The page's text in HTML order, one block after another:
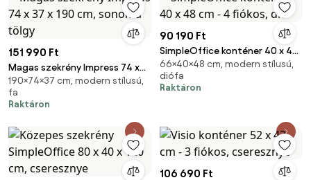
151 990 Ft
Magas szekrény Impress 74 x
37 x 190 cm, sonoma tölgy
190×74×37 cm, modern stílusú,
fa
Raktáron
90 190 Ft
SimpleOffice konténer 40 x 48
cm - 4 fiókos, dió
66×40×48 cm, modern stílusú,
diófa
Raktáron
106 690 Ft